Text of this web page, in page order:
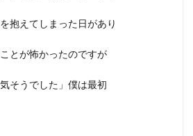
抱えてしまった日があり
とが怖かったのですが
そうでした」僕は最初